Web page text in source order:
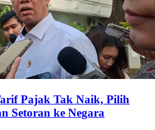
Pajak Tak Naik, Pilih
Setoran ke Negara